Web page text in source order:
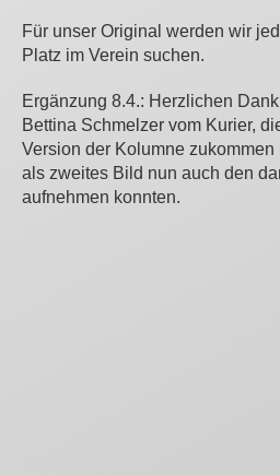
Für unser Original werden wir
Platz im Verein suchen.
Ergänzung 8.4.: Herzlichen
Bettina Schmelzer vom Kurier,
Version der Kolumne
als zweites Bild nun auch den
aufnehmen konnten.